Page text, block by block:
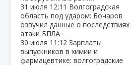
31 июля 12:11 Волгоградская
область под ударом: Бочаров
озвучил данные о последствиях
атаки БПЛА
30 июля 11:12 Зарплаты
выпускников в химии и
фармацевтике: волгоградские